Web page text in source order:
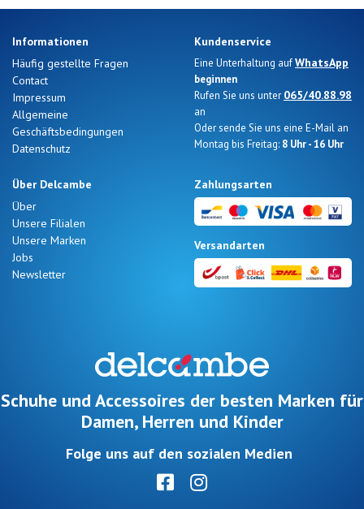
Informationen
Häufig gestellte Fragen
Contact
Impressum
Allgemeine
Geschäftsbedingungen
Datenschutz
Kundenservice
Eine Unterhaltung aufWhatsApp
beginnen
Rufen Sie uns unter 065/40.88.98
an
Oder sende Sie uns eine E-Mail an
Montag bis Freitag: 8 Uhr - 16 Uhr
Über Delcambe
Über
Unsere Filialen
Unsere Marken
Jobs
Newsletter
Zahlungsarten
Versandarten
Schuhe und Accessoires der besten Marken für
Damen, Herren und Kinder
Folge uns auf den sozialen Medien